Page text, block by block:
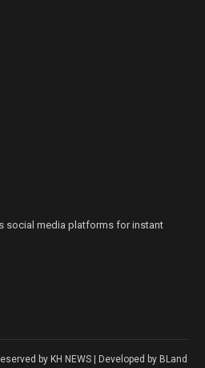
social media platforms for instant
by KH NEWS | Developed by BLand